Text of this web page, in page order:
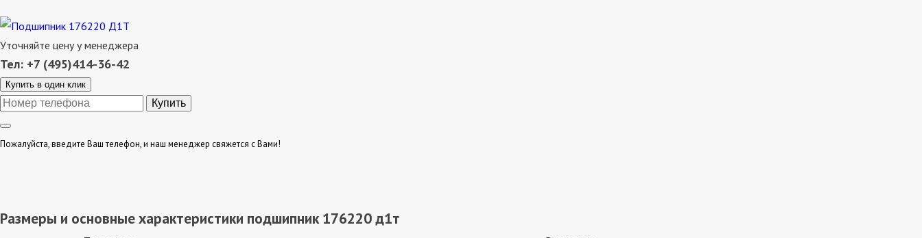
Уточняйте цену у менеджера
Тел: +7 (495)414-36-42
Купить в один клик
Пожалуйста, введите Ваш телефон, и наш менеджер свяжется с Вами!
Размеры и основные характеристики подшипник 176220 д1т